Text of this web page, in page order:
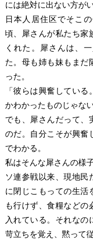
には絶対に出ない方がい
日本人居住区でそこ
頃、犀さんが私たち家
くれた。犀さんは、
た。母も姉も妹もまだ
った。
「彼らは興奮してい
かわかったものじゃない
でも、犀さんだって、
のだ。自分こそが興奮
でわかる。
私はそんな犀さんの様
ソ連参戦以来、現地民
に閉じこもっての生活
も行けず、食糧などの
入れている。それなの
苛立ちを覚え、黙って